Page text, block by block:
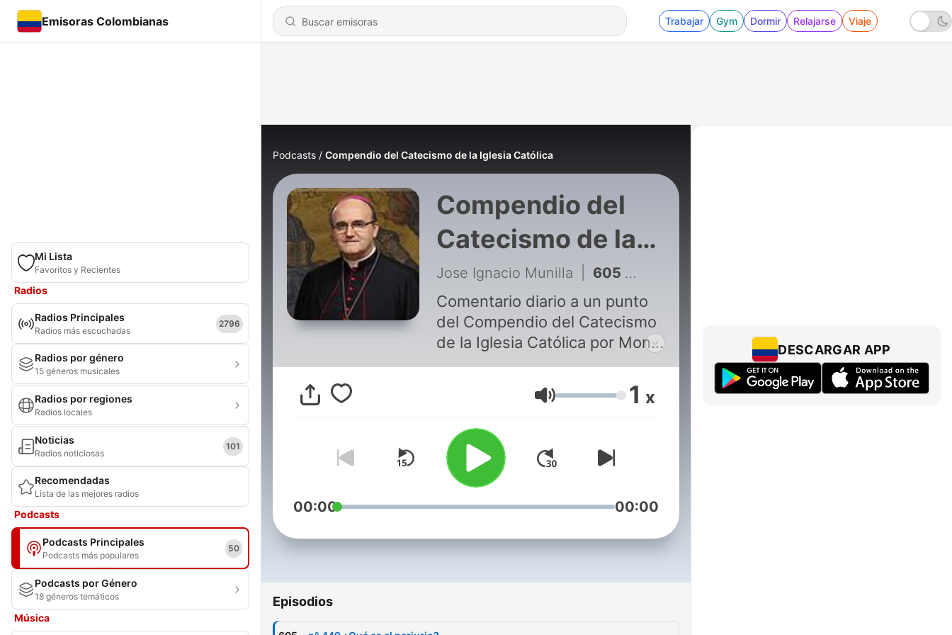
Emisoras Colombianas Trabajar Gym Dormir Relajarse Viaje
Mi Lista
Favoritos y Recientes
Radios
Radios Principales
Radios más escuchadas
2796
Radios por género
15 géneros musicales
Radios por regiones
Radios locales
Noticias
Radios noticiosas
101
Recomendadas
Lista de las mejores radios
Podcasts
Podcasts Principales
Podcasts más populares
50
Podcasts por Género
18 géneros temáticos
Música
Podcasts Compendio del Catecismo de la Iglesia Católica
Compendio del
Catecismo de la
Iglesia Católica
Jose Ignacio Munilla 605 - nº 449 ¿Qué es el perjurio?
Comentario diario a un punto
del Compendio del Catecismo
de la Iglesia Católica por Mons.
Munilla
Volumen 1 x
00:00 00:00
Episodios
DESCARGAR APP